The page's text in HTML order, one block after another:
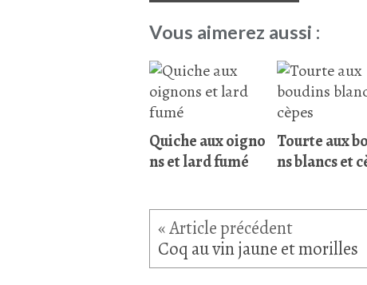
Vous aimerez aussi :
Quiche aux oigno
ns et lard fumé
Tourte aux
ns blancs et
Coq au vin jaune et morilles